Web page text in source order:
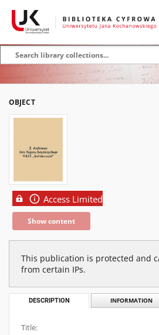
OBJECT
Access Limited
Show content
This publication is protected and
from certain IPs.
DESCRIPTION INFORMATION
Title: